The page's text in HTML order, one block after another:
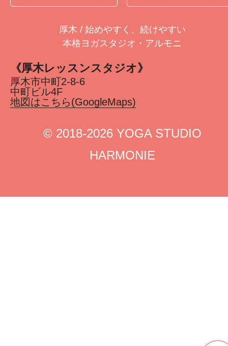
厚木 / 始めやすく、続けやすい
本格ヨガスタジオ・アルモニ
《厚木レッスンスタジオ》
厚木市中町2-8-6
中町ビル4F
地図はこちら(GoogleMaps)
©︎ 2018-2026 YOGA STUDIO
HARMONIE